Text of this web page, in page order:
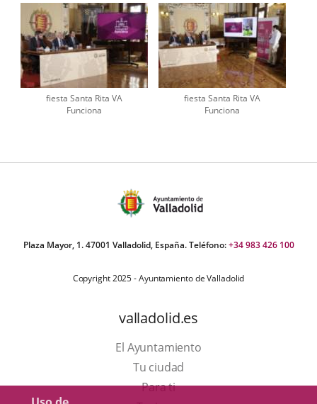
fiesta Santa Rita VA
Funciona
fiesta Santa Rita VA
Funciona
Plaza Mayor, 1. 47001 Valladolid, España. Teléfono:+34 983 426 100
Copyright 2025 - Ayuntamiento de Valladolid
valladolid.es
El Ayuntamiento
Tu ciudad
Para ti